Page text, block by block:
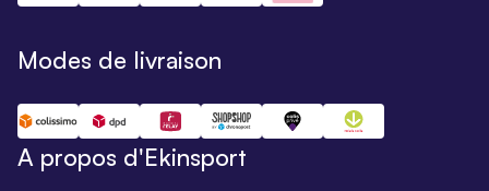
Modes de livraison
A propos d'Ekinsport